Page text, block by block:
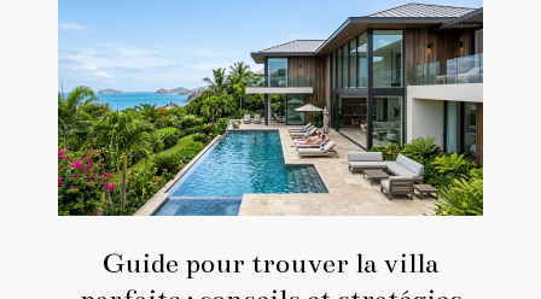
Guide pour trouver la villa